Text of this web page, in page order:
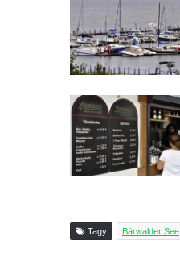
Tagy Bärwalder See